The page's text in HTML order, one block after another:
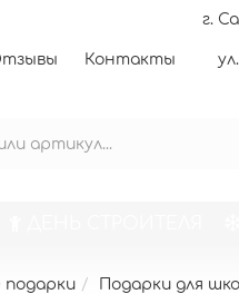
Контакты
г.
Подарки для